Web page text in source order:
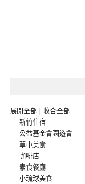
展開全部 | 收合全部
新竹住宿
公益基金會園遊會
草屯美食
咖啡店
素食餐廳
小琉球美食